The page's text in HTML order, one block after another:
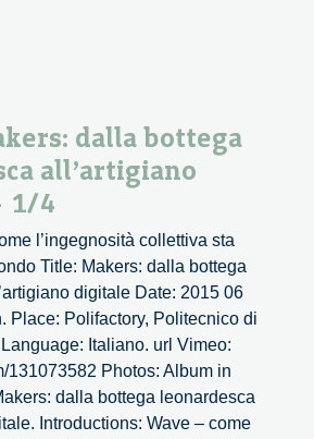
dalla bottega
all’artigiano
1/4
l’ingegnosità collettiva sta
Title: Makers: dalla bottega
digitale Date: 2015 06
Place: Polifactory, Politecnico di
Italiano. url Vimeo:
131073582 Photos: Album in
dalla bottega leonardesca
Introductions: Wave – come